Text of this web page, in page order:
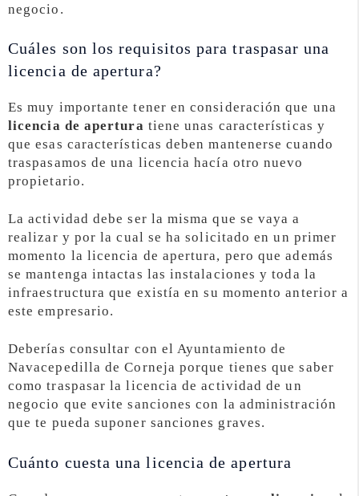
negocio.
Cuáles son los requisitos para traspasar una
licencia de apertura?
Es muy importante tener en consideración que una
licencia de apertura tiene unas características y
que esas características deben mantenerse cuando
traspasamos de una licencia hacía otro nuevo
propietario.
La actividad debe ser la misma que se vaya a
realizar y por la cual se ha solicitado en un primer
momento la licencia de apertura, pero que además
se mantenga intactas las instalaciones y toda la
infraestructura que existía en su momento anterior a
este empresario.
Deberías consultar con el Ayuntamiento de
Navacepedilla de Corneja porque tienes que saber
como traspasar la licencia de actividad de un
negocio que evite sanciones con la administración
que te pueda suponer sanciones graves.
Cuánto cuesta una licencia de apertura